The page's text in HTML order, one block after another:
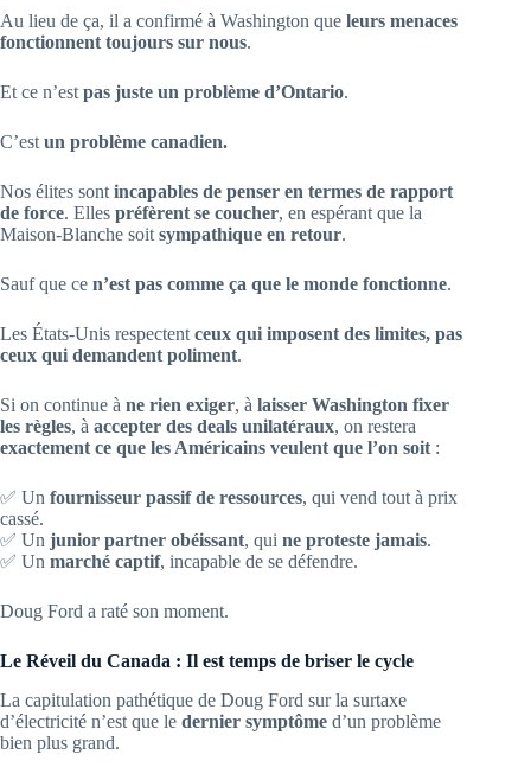
Au lieu de ça, il a confirmé à Washington que leurs menaces
fonctionnent toujours sur nous.
Et ce n’est pas juste un problème d’Ontario.
C’est un problème canadien.
Nos élites sont incapables de penser en termes de rapport
de force. Elles préfèrent se coucher, en espérant que la
Maison-Blanche soit sympathique en retour.
Sauf que ce n’est pas comme ça que le monde fonctionne.
Les États-Unis respectent ceux qui imposent des limites, pas
ceux qui demandent poliment.
Si on continue à ne rien exiger, à laisser Washington fixer
les règles, à accepter des deals unilatéraux, on restera
exactement ce que les Américains veulent que l’on soit :
✅ Un fournisseur passif de ressources, qui vend tout à prix
cassé.
✅ Un junior partner obéissant, qui ne proteste jamais.
✅ Un marché captif, incapable de se défendre.
Doug Ford a raté son moment.
Le Réveil du Canada : Il est temps de briser le cycle
La capitulation pathétique de Doug Ford sur la surtaxe
d’électricité n’est que le dernier symptôme d’un problème
bien plus grand.